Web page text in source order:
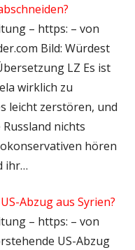
– https: – von
Bild: Würdest
LZ Es ist
wirklich zu
leicht zerstören, und
nichts
hören
ihr…
Abzug aus Syrien?
– https: – von
US-Abzug